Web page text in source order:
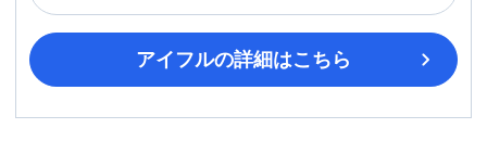
アイフルの詳細はこちら